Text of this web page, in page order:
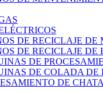
DE RECICLAJE DE
DE RECICLAJE DE
DE
DE COLADA DE
DE